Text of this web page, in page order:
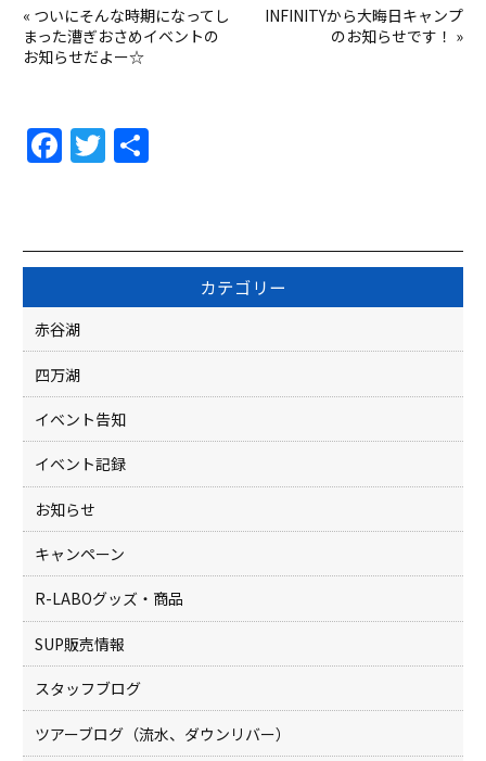
« ついにそんな時期になってし
まった漕ぎおさめイベントの
お知らせだよー☆
INFINITYから大晦日キャンプ
のお知らせです！ »
F
a
e
b
o
o
k
T
w
er
カテゴリー
赤谷湖
四万湖
イベント告知
イベント記録
お知らせ
キャンペーン
R-LABOグッズ・商品
SUP販売情報
スタッフブログ
ツアーブログ（流水、ダウンリバー）